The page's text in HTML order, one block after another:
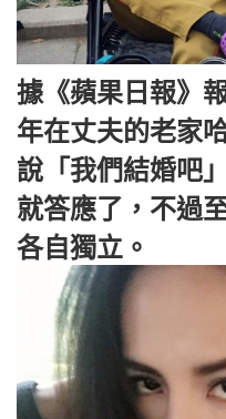
據《蘋果日報》
年在丈夫的老家
說「我們結婚吧
就答應了，不過
各自獨立。